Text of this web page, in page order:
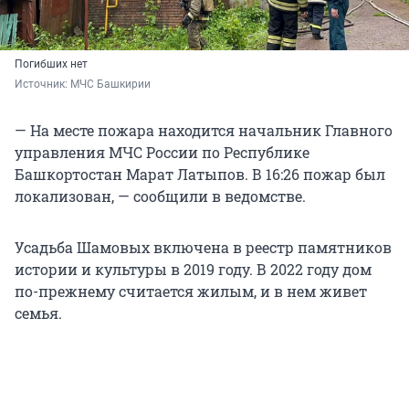
Погибших нет
Источник: МЧС Башкирии
— На месте пожара находится начальник Главного
управления МЧС России по Республике
Башкортостан Марат Латыпов. В 16:26 пожар был
локализован, — сообщили в ведомстве.
Усадьба Шамовых включена в реестр памятников
истории и культуры в 2019 году. В 2022 году дом
по-прежнему считается жилым, и в нем живет
семья.